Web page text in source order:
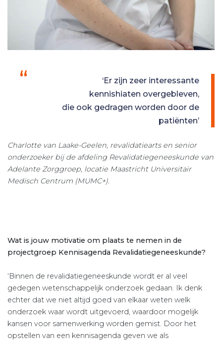
‘Er zijn zeer interessante
kennishiaten overgebleven,
die ook gedragen worden door de
patiënten’
Charlotte van Laake-Geelen, revalidatiearts en senior
onderzoeker bij de afdeling Revalidatiegeneeskunde van
Adelante Zorggroep, locatie Maastricht Universitair
Medisch Centrum (MUMC+).
Wat is jouw motivatie om plaats te nemen in de
projectgroep Kennisagenda Revalidatiegeneeskunde?
‘Binnen de revalidatiegeneeskunde wordt er al veel
gedegen wetenschappelijk onderzoek gedaan. Ik denk
echter dat we niet altijd goed van elkaar weten welk
onderzoek waar wordt uitge­voerd, waardoor mogelijk
kansen voor samenwerking worden gemist. Door het
opstellen van een kennisagenda geven we als